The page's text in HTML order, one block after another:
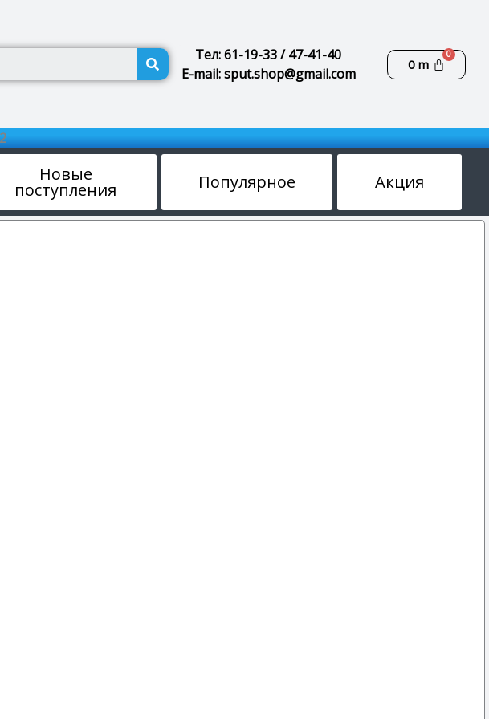
ПоискТел: 61-19-33 / 47-41-40
E-mail: sput.shop@gmail.com
0m
Новые
поступления Популярное Акция